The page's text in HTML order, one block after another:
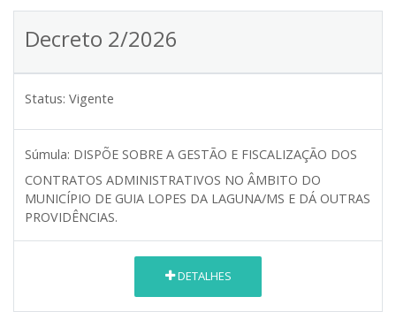
Decreto 2/2026
Status: Vigente
Súmula: DISPÕE SOBRE A GESTÃO E FISCALIZAÇÃO DOS
CONTRATOS ADMINISTRATIVOS NO ÂMBITO DO
MUNICÍPIO DE GUIA LOPES DA LAGUNA/MS E DÁ OUTRAS
PROVIDÊNCIAS.
DETALHES